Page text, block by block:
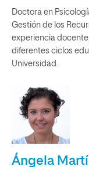
Doctora en
Gestión de los
experiencia
diferentes ciclos
Universidad.
Ángela